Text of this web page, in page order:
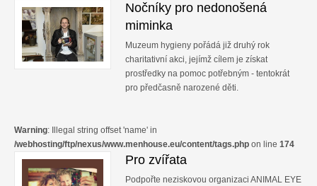
Nočníky pro nedonošená
miminka
Muzeum hygieny pořádá již druhý rok
charitativní akci, jejímž cílem je získat
prostředky na pomoc potřebným - tentokrát
pro předčasně narozené děti.
Warning: Illegal string offset 'name' in
/webhosting/ftp/nexus/www.menhouse.eu/content/tags.php on line 174
Pro zvířata
Podpořte neziskovou organizaci ANIMAL EYE